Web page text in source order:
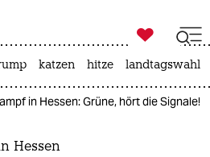
zahl ich
ich

taz zahl ich
katzen hitze landtagswahl
in Hessen: Grüne, hört die Signale!
Hessen